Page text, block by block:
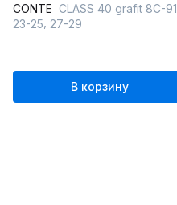
CONTE CLASS 40 grafit 8С-91СП CONTE CLASS 40
23-25 27-29
В корзину